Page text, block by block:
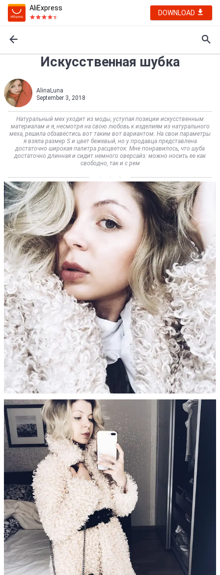
AliExpress
DOWNLOAD
Искусственная шубка
AlinaLuna
September 3, 2018
Натуральный мех уходит из моды, уступая позиции искусственным
материалам и я, несмотря на свою любовь к изделиям из натурального
меха, решила обзавестись вот таким вот вариантом. На свои параметры
я взяла размер S и цвет бежевый, но у продавца представлена
достаточно широкая палитра расцветок. Мне понравилось, что шуба
достаточно длинная и сидит немного оверсайз: можно носить ее как
свободно, так и с рем